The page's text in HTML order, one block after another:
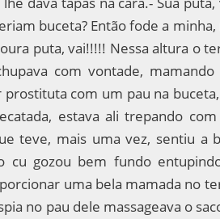
buceta? Então fode a
puta, vai!!!!! Nessa altura o
com vontade,
com um pau na
estava ali trepando
teve, mais uma vez, sentiu a
cu gozou bem fundo
uma bela mamada no
no pau dele massageava o